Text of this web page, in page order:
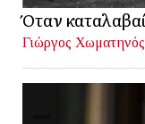
Όταν
Γιώργος Χωματηνός